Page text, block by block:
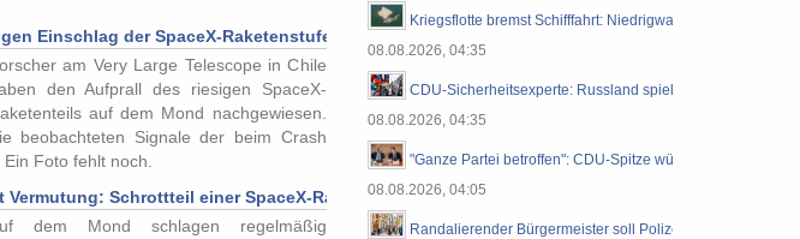
Einschlag der SpaceX-Raketenstufe auf Mond
am Very Large Telescope in Chile
den Aufprall des riesigen SpaceX-
auf dem Mond nachgewiesen.
beobachteten Signale der beim Crash
Foto fehlt noch.
Schrottteil einer SpaceX-Rakete schlägt auf dem Mond ein
dem Mond schlagen regelmäßig
Kriegsflotte bremst Schifffahrt: Niedrigwasser legt Nazi-
08.08.2026, 04:35
CDU-Sicherheitsexperte: Russland spielt Spiel ohne
08.08.2026, 04:35
"Ganze Partei betroffen": CDU-Spitze würde
08.08.2026, 04:05
Randalierender Bürgermeister soll Polizeieinsatz in